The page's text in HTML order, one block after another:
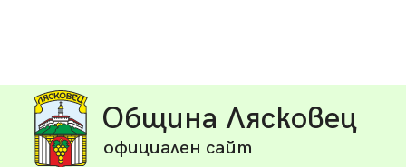
Община Лясковец
официален сайт